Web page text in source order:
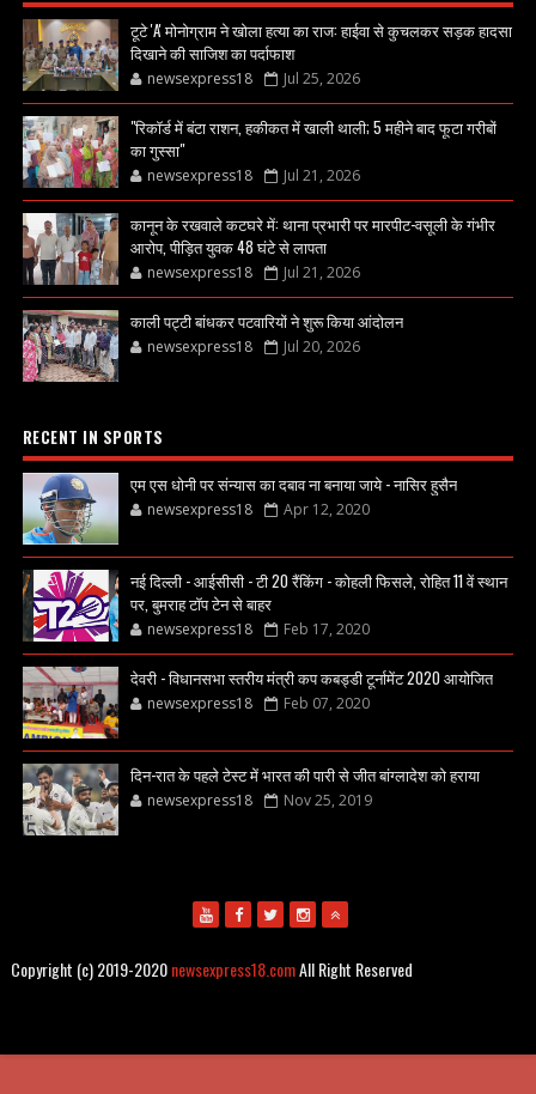
टूटे 'A' मोनोग्राम ने खोला हत्या का राज: हाईवा से कुचलकर सड़क हादसा
दिखाने की साजिश का पर्दाफाश
newsexpress18 Jul 25, 2026
"रिकॉर्ड में बंटा राशन, हकीकत में खाली थाली; 5 महीने बाद फूटा गरीबों
का गुस्सा"
newsexpress18 Jul 21, 2026
कानून के रखवाले कटघरे में: थाना प्रभारी पर मारपीट-वसूली के गंभीर
आरोप, पीड़ित युवक 48 घंटे से लापता
newsexpress18 Jul 21, 2026
काली पट्टी बांधकर पटवारियों ने शुरू किया आंदोलन
newsexpress18 Jul 20, 2026
RECENT IN SPORTS
एम एस धोनी पर संन्यास का दबाव ना बनाया जाये - नासिर हुसैन
newsexpress18 Apr 12, 2020
नई दिल्ली - आईसीसी - टी 20 रैंकिंग - कोहली फिसले, रोहित 11 वें स्थान
पर, बुमराह टॉप टेन से बाहर
newsexpress18 Feb 17, 2020
देवरी - विधानसभा स्तरीय मंत्री कप कबड्डी टूर्नामेंट 2020 आयोजित
newsexpress18 Feb 07, 2020
दिन-रात के पहले टेस्ट में भारत की पारी से जीत बांग्लादेश को हराया
newsexpress18 Nov 25, 2019
Copyright (c) 2019-2020newsexpress18.comAll Right Reserved